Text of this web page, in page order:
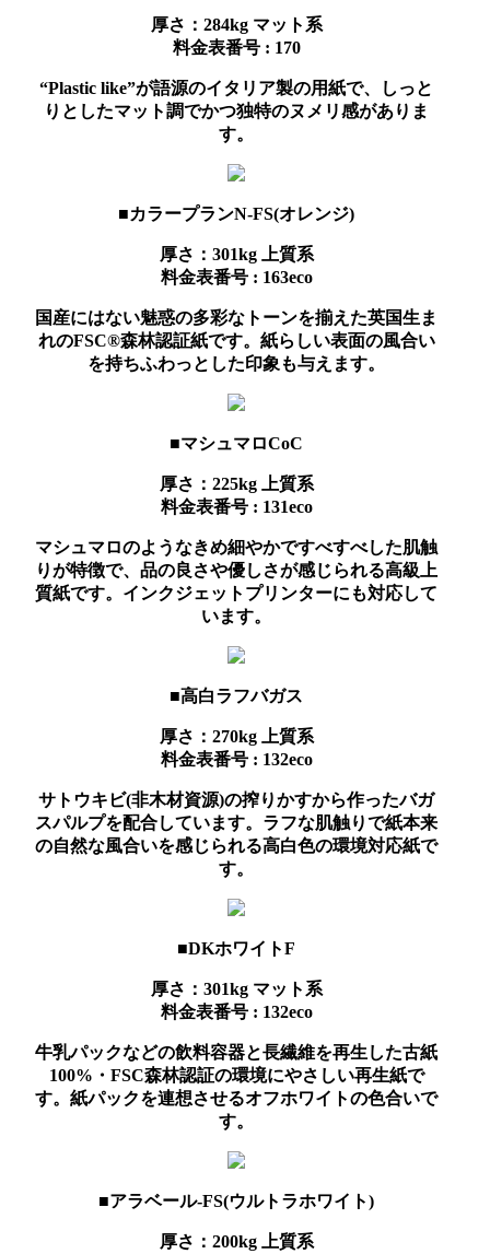
厚さ：284kg マット系
料金表番号 : 170
“Plastic like”が語源のイタリア製の用紙で、しっと
りとしたマット調でかつ独特のヌメリ感がありま
す。
■カラープランN-FS(オレンジ)
厚さ：301kg
上質系
料金表番号 : 163eco
国産にはない魅惑の多彩なトーンを揃えた英国生ま
れのFSC®森林認証紙です。紙らしい表面の風合い
を持ちふわっとした印象も与えます。
■マシュマロCoC
厚さ：225kg
上質系
料金表番号 : 131eco
マシュマロのようなきめ細やかですべすべした肌触
りが特徴で、品の良さや優しさが感じられる高級上
質紙です。インクジェットプリンターにも対応して
います。
■高白ラフバガス
厚さ：270kg
上質系
料金表番号 : 132eco
サトウキビ(非木材資源)の搾りかすから作ったバガ
スパルプを配合しています。ラフな肌触りで紙本来
の自然な風合いを感じられる高白色の環境対応紙で
す。
■DKホワイトF
厚さ：301kg マット系
料金表番号 : 132eco
牛乳パックなどの飲料容器と長繊維を再生した古紙
100%・FSC森林認証の環境にやさしい再生紙で
す。紙パックを連想させるオフホワイトの色合いで
す。
■アラベール-FS(ウルトラホワイト)
厚さ：200kg
上質系